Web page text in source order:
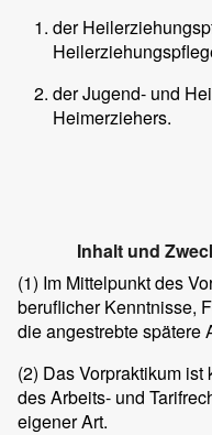
der
der Jugend- und
Heimerziehers.
Inhalt und
(1) Im Mittelpunkt des
beruflicher Kenntnisse,
die angestrebte spätere
(2) Das Vorpraktikum
des Arbeits- und
eigener Art.